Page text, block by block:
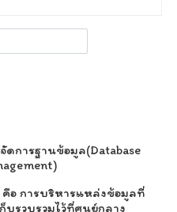
ดการฐานข้อมูล(Database
การบริหารแหล่งข้อมูลที่
บรวบรวมไว้ที่ศูนย์กลาง